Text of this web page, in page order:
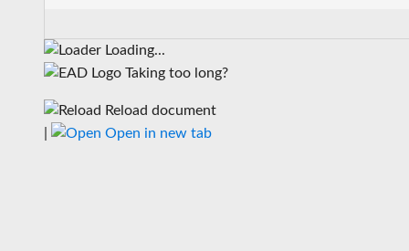
Loading...
Taking too long?
Reload document
Open in new tab